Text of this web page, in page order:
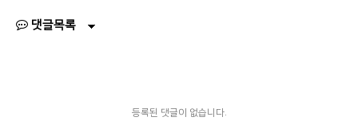
댓글목록
등록된 댓글이 없습니다.